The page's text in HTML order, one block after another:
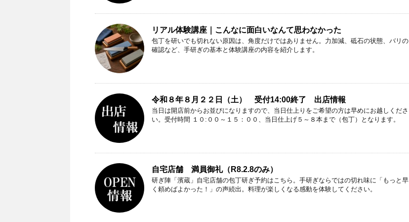
リアル体験講座｜こんなに面白いなんて思わなかった
包丁を研いでも切れない原因は、角度だけではありません。力加減、砥石の状態、バリの
確認など、手研ぎの基本と体験講座の内容を紹介します。
令和８年８月２２日（土） 受付14:00終了 出店情報
当日は開店前からお並びになりますので、当日仕上りをご希望の方は早めにお越しくださ
い。受付時間 １０:００～１５：００、当日仕上げ５～８本まで（包丁）となります。
自宅店舗 満員御礼（R8.2.8のみ）
研ぎ陣「濱蔵」自宅店舗の包丁研ぎ予約はこちら。手研ぎならではの切れ味に「もっと早
く頼めばよかった！」の声続出。料理が楽しくなる感動を体験してください。